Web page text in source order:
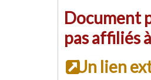
Document
pas affiliés
Un lien